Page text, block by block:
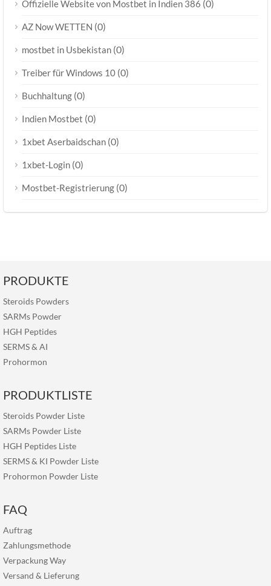
Offizielle Website von Mostbet in Indien 386 (0)
AZ Now WETTEN (0)
mostbet in Usbekistan (0)
Treiber für Windows 10 (0)
Buchhaltung (0)
Indien Mostbet (0)
1xbet Aserbaidschan (0)
1xbet-Login (0)
Mostbet-Registrierung (0)
PRODUKTE
Steroids Powders
SARMs Powder
HGH Peptides
SERMS& AI
Prohormon
PRODUKTLISTE
Steroids Powder Liste
SARMs Powder Liste
HGH Peptides Liste
SERMS & KI Powder Liste
Prohormon Powder Liste
FAQ
Auftrag
Zahlungsmethode
Verpackung Way
Versand & Lieferung